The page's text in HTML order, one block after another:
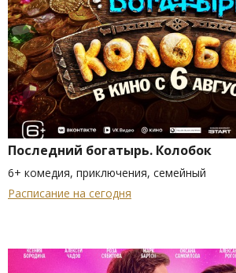
Последний богатырь. Колобок
6+ комедия, приключения, семейный
Расписание на сегодня